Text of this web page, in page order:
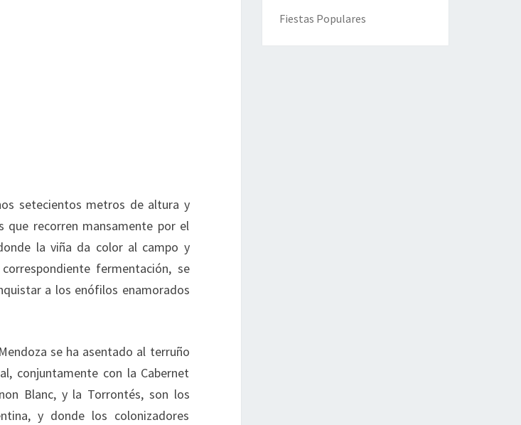
setecientos metros de altura y
que recorren mansamente por el
la viña da color al campo y
fermentación, se
a los enófilos enamorados
se ha asentado al terruño
conjuntamente con la Cabernet
Blanc, y la Torrontés, son los
y donde los colonizadores
Fiestas Populares